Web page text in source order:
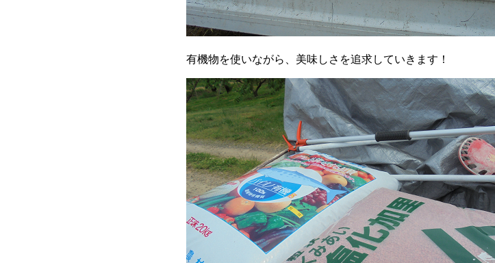
有機物を使いながら、美味しさを追求していきます！